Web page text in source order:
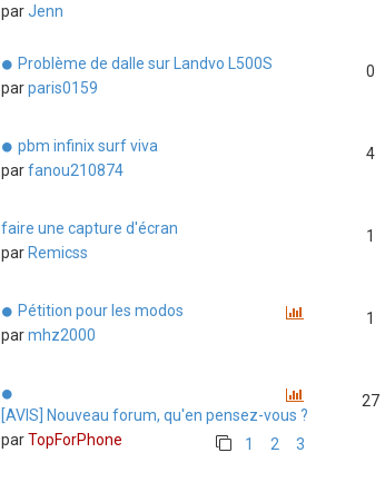
parJenn
Problème de dalle sur Landvo L500S
parparis0159
0
pbm infinix surf viva
parfanou210874
4
faire une capture d'écran
par Remicss
1
Pétition pour les modos
parmhz2000
1
[AVIS] Nouveau forum, qu'en pensez-vous ?
parTopForPhone 1 2 3
27